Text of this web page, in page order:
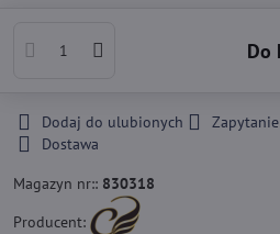
Dodaj do ulubionych
Dostawa
Magazyn nr:: 830318
Producent: